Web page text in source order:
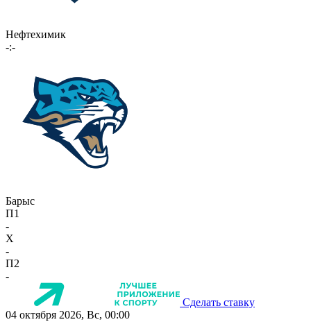
Нефтехимик
-:-
Барыс
П1
-
X
-
П2
-
Сделать ставку
04 октября 2026, Вс, 00:00